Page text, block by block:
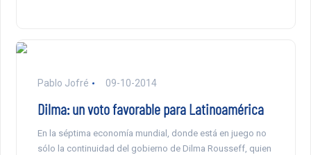
Pablo Jofré 09-10-2014
Dilma: un voto favorable para Latinoamérica
En la séptima economía mundial, donde está en juego no
sólo la continuidad del gobierno de Dilma Rousseff, quien